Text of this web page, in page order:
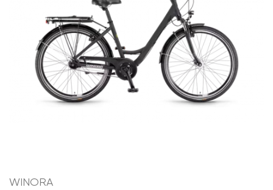
WINORA